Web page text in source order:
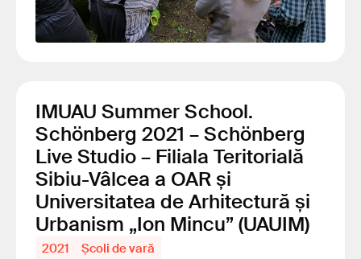
IMUAU Summer School.
Schönberg 2021 – Schönberg
Live Studio – Filiala Teritorială
Sibiu-Vâlcea a OAR și
Universitatea de Arhitectură și
Urbanism „Ion Mincu” (UAUIM)
2021 Școli de vară